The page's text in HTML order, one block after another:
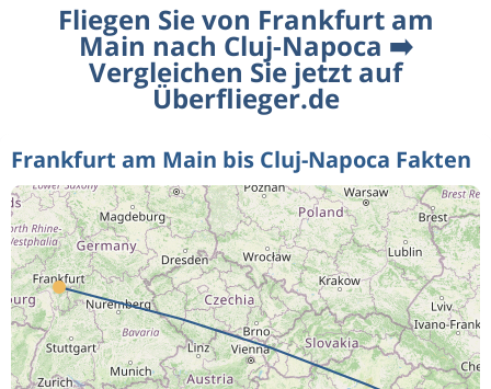
Fliegen Sie von Frankfurt am
Main nach Cluj-Napoca ➡️
Vergleichen Sie jetzt auf
Überflieger.de
Frankfurt am Main bis Cluj-Napoca Fakten